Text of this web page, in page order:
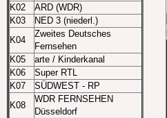
K02
ARD (WDR)
K03
NED 3 (niederl.)
K04
Zweites Deutsches
Fernsehen
K05
arte / Kinderkanal
K06
Super RTL
K07
SÜDWEST - RP
K08
WDR FERNSEHEN
Düsseldorf